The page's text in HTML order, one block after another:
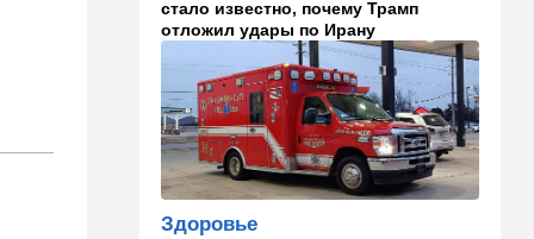
Этна разбушевалась:
Сицилия закрыла один из
аэропортов. ВИДЕО
12:30 В мире
Российский след? В
Германии предотвратили
покушение на
производителя дронов для
Украины
стало известно, почему Трамп
отложил удары по Ирану
Здоровье